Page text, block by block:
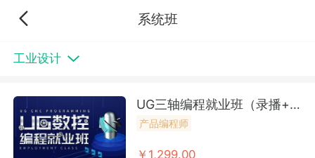
系统班
工业设计
UG三轴编程就业班（录播+回放课)
产品编程师
￥1,299.00